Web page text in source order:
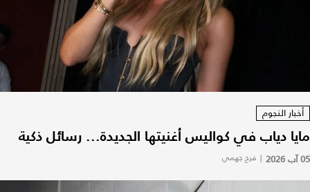
أخبار النجوم
مايا دياب في كواليس أغنيتها الجديدة... رسائل ذكية
05 آب 2026 | فرح جهمي